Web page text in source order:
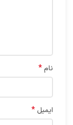
نام *
ایمیل *